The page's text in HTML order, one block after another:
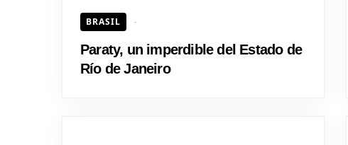
BRASIL
Paraty, un imperdible del Estado de
Río de Janeiro